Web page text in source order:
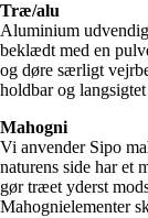
Træ/alu
Aluminium
beklædt med en
og døre særligt
holdbar og
Mahogni
Vi anvender Sipo
naturens side har et
gør træet yderst
Mahognielementer